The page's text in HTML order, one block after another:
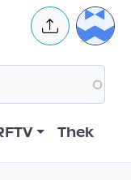
User
Thek